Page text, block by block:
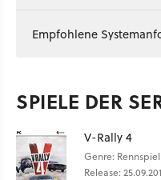
Empfohlene
SPIELE DER
V-Rally 4
Genre: Rennspiel
Release: